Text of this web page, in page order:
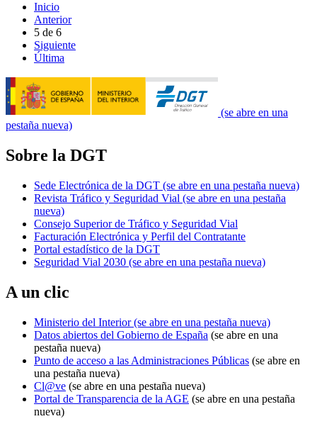
Inicio
Anterior
5 de 6
Siguiente
Última
(se abre en una
pestaña nueva)
Sobre la DGT
Sede Electrónica de la DGT (se abre en una pestaña nueva)
Revista Tráfico y Seguridad Vial (se abre en una pestaña
nueva)
Consejo Superior de Tráfico y Seguridad Vial
Facturación Electrónica y Perfil del Contratante
Portal estadístico de la DGT
Seguridad Vial 2030 (se abre en una pestaña nueva)
A un clic
Ministerio del Interior(se abre en una pestaña nueva)
Datos abiertos del Gobierno de España (se abre en una
pestaña nueva)
Punto de acceso a las Administraciones Públicas (se abre en
una pestaña nueva)
Cl@ve (se abre en una pestaña nueva)
Portal de Transparencia de la AGE (se abre en una pestaña
nueva)